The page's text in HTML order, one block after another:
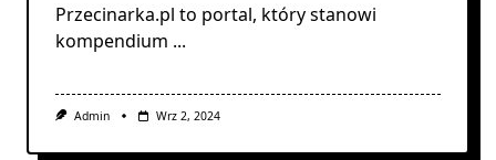
Przecinarka.pl to portal, który stanowi
kompendium ...
Admin Wrz 2, 2024